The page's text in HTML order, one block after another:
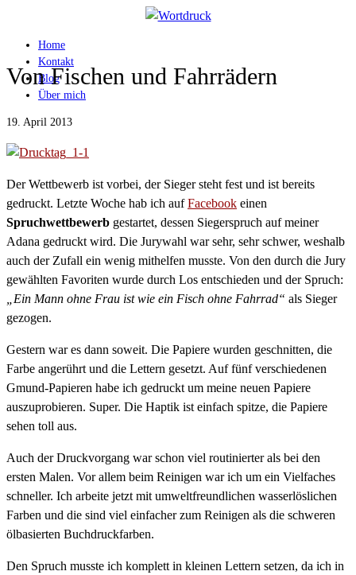
Home
Kontakt
Blog
Über mich
Von Fischen und Fahrrädern
19. April 2013
Der Wettbewerb ist vorbei, der Sieger steht fest und ist bereits
gedruckt. Letzte Woche hab ich aufFacebook einen
Spruchwettbewerb gestartet, dessen Siegerspruch auf meiner
Adana gedruckt wird. Die Jurywahl war sehr, sehr schwer, weshalb
auch der Zufall ein wenig mithelfen musste. Von den durch die Jury
gewählten Favoriten wurde durch Los entschieden und der Spruch:
„Ein Mann ohne Frau ist wie ein Fisch ohne Fahrrad“ als Sieger
gezogen.
Gestern war es dann soweit. Die Papiere wurden geschnitten, die
Farbe angerührt und die Lettern gesetzt. Auf fünf verschiedenen
Gmund-Papieren habe ich gedruckt um meine neuen Papiere
auszuprobieren. Super. Die Haptik ist einfach spitze, die Papiere
sehen toll aus.
Auch der Druckvorgang war schon viel routinierter als bei den
ersten Malen. Vor allem beim Reinigen war ich um ein Vielfaches
schneller. Ich arbeite jetzt mit umweltfreundlichen wasserlöslichen
Farben und die sind viel einfacher zum Reinigen als die schweren
ölbasierten Buchdruckfarben.
Den Spruch musste ich komplett in kleinen Lettern setzen, da ich in